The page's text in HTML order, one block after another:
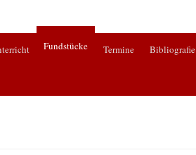
Fundstücke Termine Bibliografie